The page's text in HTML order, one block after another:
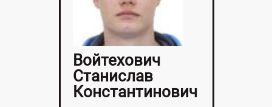
Войтехович
Станислав
Константинович